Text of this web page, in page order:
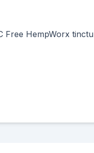
Free HempWorx